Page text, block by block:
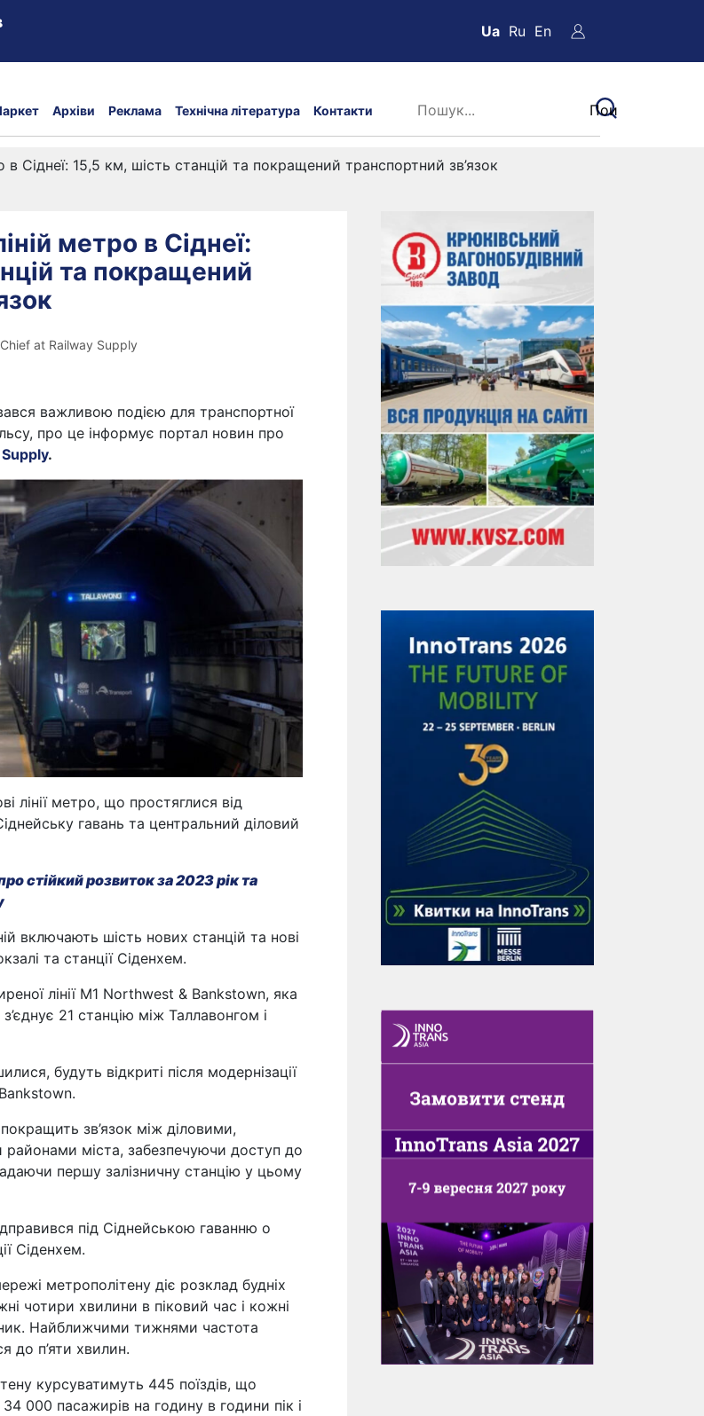
Ua Ru En
Архіви Реклама Технічна література Контакти
в Сіднеї: 15,5 км, шість станцій та покращений транспортний зв’язок
метро в Сіднеї:
та покращений
at Railway Supply
важливою подією для транспортної
про це інформує портал новин про
.
лінії метро, ​​що простяглися від
гавань та центральний діловий
стійкий розвиток за 2023 рік та
включають шість нових станцій та нові
та станції Сіденхем.
лінії M1 Northwest & Bankstown, яка
21 станцію між Таллавонгом і
будуть відкриті після модернізації
зв’язок між діловими,
міста, забезпечуючи доступ до
першу залізничну станцію у цьому
під Сіднейською гаванню о
Сіденхем.
метрополітену діє розклад будніх
чотири хвилини в піковий час і кожні
Найближчими тижнями частота
до п’яти хвилин.
курсуватимуть 445 поїздів, що
000 пасажирів на годину в години пік і